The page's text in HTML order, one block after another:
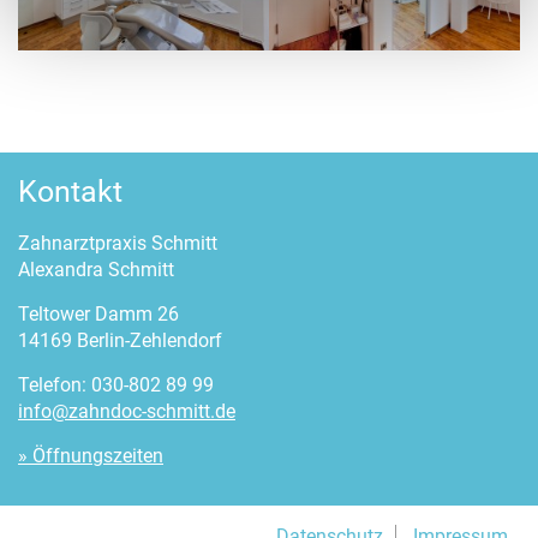
Kontakt
Zahnarztpraxis Schmitt
Alexandra Schmitt
Teltower Damm 26
14169 Berlin-Zehlendorf
Telefon: 030-802 89 99
info@zahndoc-schmitt.de
» Öffnungszeiten